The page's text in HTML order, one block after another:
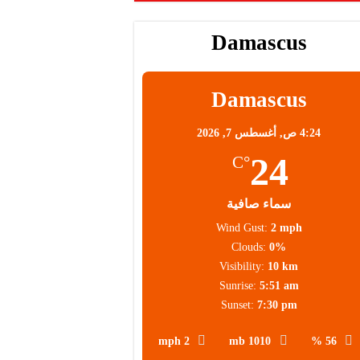
Damascus
Damascus
4:24 ص, أغسطس 7, 2026
24
°C
سماء صافية
56 %
1010 mb
2 mph
Wind Gust: 2 mph
Clouds: 0%
Visibility: 10 km
Sunrise: 5:51 am
Sunset: 7:30 pm